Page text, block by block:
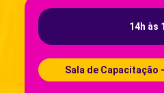
14h às
Sala de Capacitação